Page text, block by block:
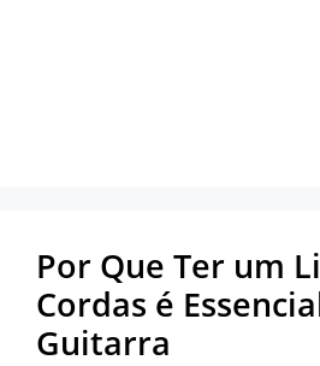
Por Que Ter um
Cordas é
Guitarra